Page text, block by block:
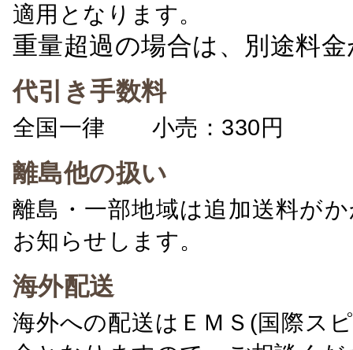
適用となります。
重量超過の場合は、別途料
代引き手数料
全国一律 小売：330円 卸
離島他の扱い
離島・一部地域は追加送料が
お知らせします。
海外配送
海外への配送はＥＭＳ(国際ス